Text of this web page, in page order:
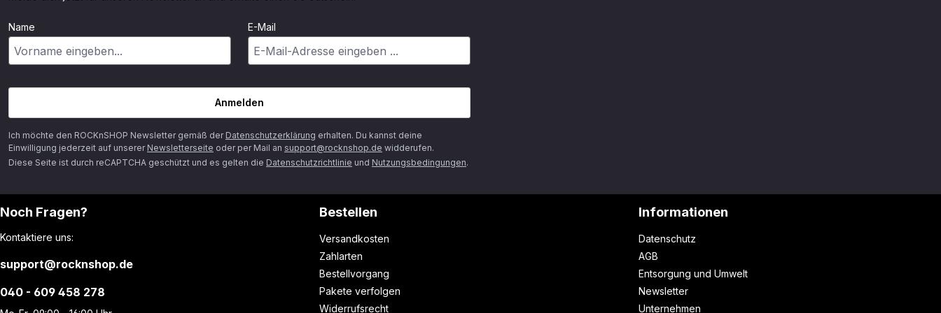
Name E-Mail
Anmelden
Ich möchte den ROCKnSHOP Newsletter gemäß der Datenschutzerklärung erhalten. Du kannst deine
Einwilligung jederzeit auf unserer Newsletterseite oder per Mail an support@rocknshop.de widderufen.
Diese Seite ist durch reCAPTCHA geschützt und es gelten die Datenschutzrichtlinie und Nutzungsbedingungen.
Noch Fragen?
Kontaktiere uns:
support@rocknshop.de
040 - 609 458 278
Bestellen
Versandkosten
Zahlarten
Bestellvorgang
Pakete verfolgen
Widerrufsrecht
Informationen
Datenschutz
AGB
Entsorgung und Umwelt
Newsletter
Unternehmen